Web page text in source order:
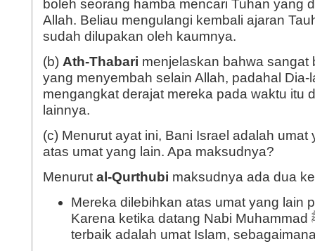
boleh seorang hamba mencari Tuhan yang
Allah. Beliau mengulangi kembali ajaran
sudah dilupakan oleh kaumnya.
(b) Ath-Thabari menjelaskan bahwa sangat
yang menyembah selain Allah, padahal Dia-
mengangkat derajat mereka pada waktu itu
lainnya.
(c) Menurut ayat ini, Bani Israel adalah umat
atas umat yang lain. Apa maksudnya?
Menurut al-Qurthubi maksudnya ada dua
Mereka dilebihkan atas umat yang lain
Karena ketika datang Nabi Muhammad ﷺ, umat yang
terbaik adalah umat Islam,